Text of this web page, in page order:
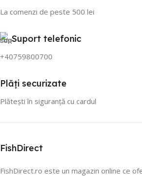
La comenzi de peste 500 lei
Suport telefonic
+40759800700
Plăți securizate
Plătești în siguranță cu cardul
FishDirect
FishDirect.ro este un magazin online ce